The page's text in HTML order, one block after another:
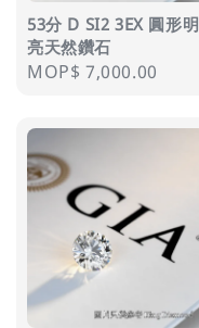
53分 D SI2 3EX 圓形明
亮天然鑽石
Regular
MOP$ 7,000.00